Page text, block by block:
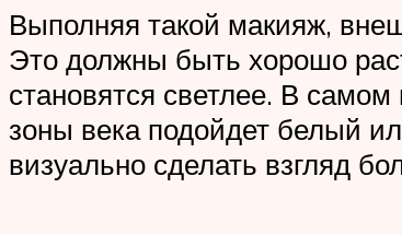
Выполняя такой макияж,
Это должны быть хорошо
становятся светлее. В
зоны века подойдет белый
визуально сделать взгляд